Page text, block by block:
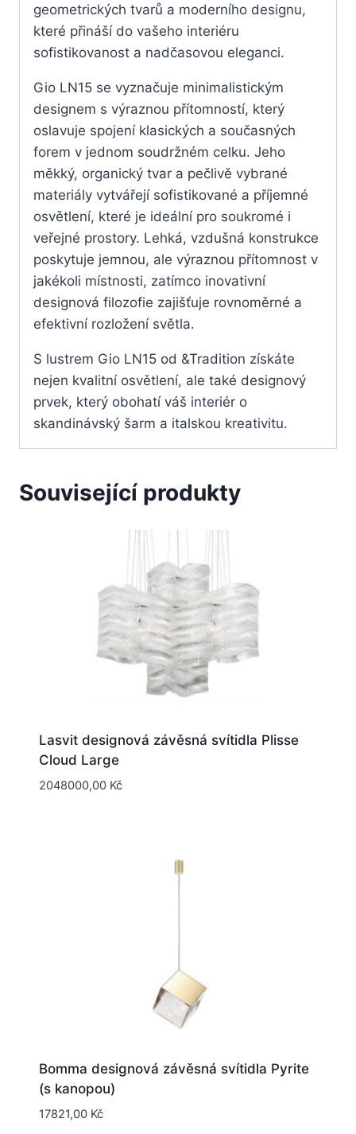
geometrických tvarů a moderního designu,
které přináší do vašeho interiéru
sofistikovanost a nadčasovou eleganci.
Gio LN15 se vyznačuje minimalistickým
designem s výraznou přítomností, který
oslavuje spojení klasických a současných
forem v jednom soudržném celku. Jeho
měkký, organický tvar a pečlivě vybrané
materiály vytvářejí sofistikované a příjemné
osvětlení, které je ideální pro soukromé i
veřejné prostory. Lehká, vzdušná konstrukce
poskytuje jemnou, ale výraznou přítomnost v
jakékoli místnosti, zatímco inovativní
designová filozofie zajišťuje rovnoměrné a
efektivní rozložení světla.
S lustrem Gio LN15 od &Tradition získáte
nejen kvalitní osvětlení, ale také designový
prvek, který obohatí váš interiér o
skandinávský šarm a italskou kreativitu.
Související produkty
Lasvit designová závěsná svítidla Plisse
Cloud Large
2048000,00 Kč
Bomma designová závěsná svítidla Pyrite
(s kanopou)
17821,00 Kč